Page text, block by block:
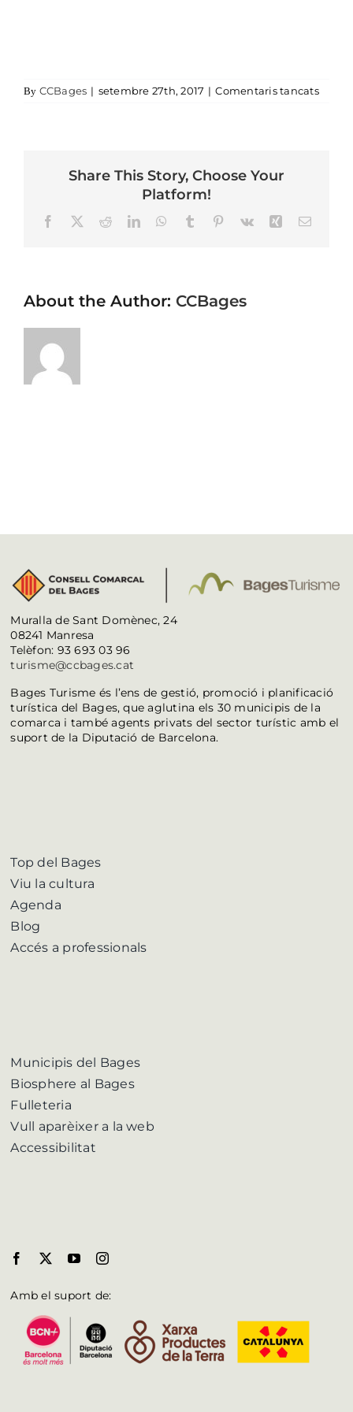
By CCBages | setembre 27th, 2017 | Comentaris tancatsa plat
Share This Story, Choose Your
Platform!
FacebookRedditLinkedInWhatsApp
TumblrPinterest
Vk XingEmail
About the Author: CCBages
Muralla de Sant Domènec, 24
08241 Manresa
Telèfon: 93 693 03 96
turisme@ccbages.cat
Bages Turisme és l’ens de gestió, promoció i planificació
turística del Bages, que aglutina els 30 municipis de la
comarca i també agents privats del sector turístic amb el
suport de la Diputació de Barcelona.
Top del Bages
Viu la cultura
Agenda
Blog
Accés a professionals
Municipis del Bages
Biosphere al Bages
Fulleteria
Vull aparèixer a la web
Accessibilitat
Amb el suport de: